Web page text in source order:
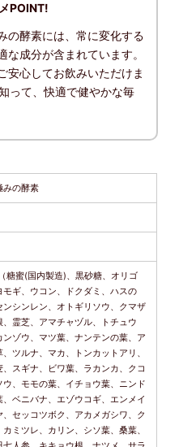
POINT!
の酵素には、常に変化する
な成分が含まれています。
安心してお飲みいただけま
って、快適で健やかな毎
みの酵素
糖蜜(国内製造)、黒砂糖、オリゴ
モギ、ウコン、ドクダミ、ハスの
ンシンレン、オトギリソウ、クマザ
霊芝、アマチャヅル、トチュウ
ゾウ、マツ葉、ナンテンの葉、ア
ツルナ、マカ、トンカットアリ、
スギナ、ビワ葉、ラカンカ、クコ
、モモの葉、イチョウ葉、ニンド
、ベニバナ、エゾウコギ、エンメイ
、セッコツボク、アカメガシワ、ク
ミツレ、カリン、シソ葉、桑葉、